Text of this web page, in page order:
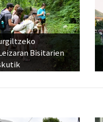
Bisitarien